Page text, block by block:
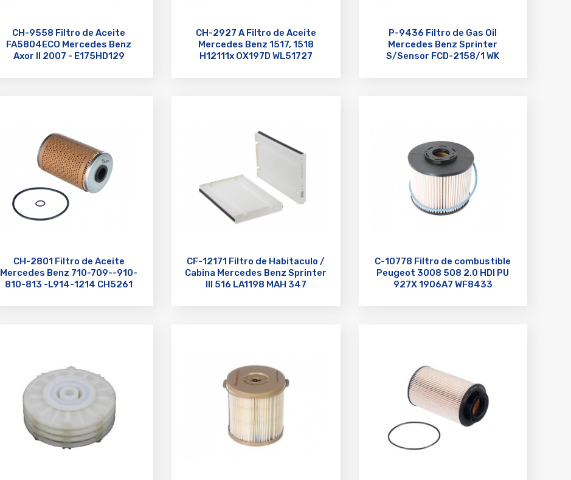
CH-9558 Filtro de Aceite
FA5804ECO Mercedes Benz
Axor II 2007 - E175HD129
CH-2927 A Filtro de Aceite
Mercedes Benz 1517, 1518
H12111x OX197D WL51727
P-9436 Filtro de Gas Oil
Mercedes Benz Sprinter
S/Sensor FCD-2158/1 WK
CH-2801 Filtro de Aceite
Mercedes Benz 710-709--910-
810-813 -L914-1214 CH5261
CF-12171 Filtro de Habitaculo /
Cabina Mercedes Benz Sprinter
III 516 LA1198 MAH 347
C-10778 Filtro de combustible
Peugeot 3008 508 2.0 HDI PU
927X 1906A7 WF8433